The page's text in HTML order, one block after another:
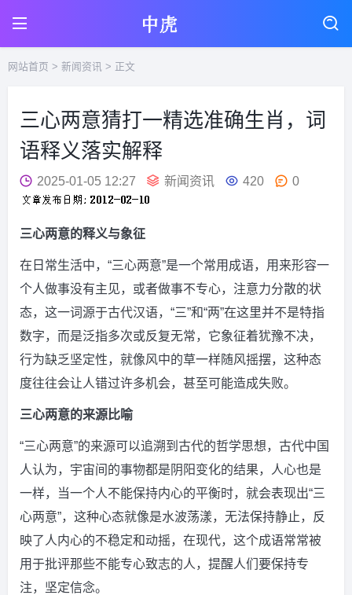
网站首页 > 新闻资讯 > 正文
三心两意猜打一精选准确生肖，词
语释义落实解释
2025-01-05 12:27 新闻资讯 420 0
三心两意的释义与象征
在日常生活中，“三心两意”是一个常用成语，用来形容一
个人做事没有主见，或者做事不专心，注意力分散的状
态，这一词源于古代汉语，“三”和“两”在这里并不是特指
数字，而是泛指多次或反复无常，它象征着犹豫不决，
行为缺乏坚定性，就像风中的草一样随风摇摆，这种态
度往往会让人错过许多机会，甚至可能造成失败。
三心两意的来源比喻
“三心两意”的来源可以追溯到古代的哲学思想，古代中国
人认为，宇宙间的事物都是阴阳变化的结果，人心也是
一样，当一个人不能保持内心的平衡时，就会表现出“三
心两意”，这种心态就像是水波荡漾，无法保持静止，反
映了人内心的不稳定和动摇，在现代，这个成语常常被
用于批评那些不能专心致志的人，提醒人们要保持专
注，坚定信念。